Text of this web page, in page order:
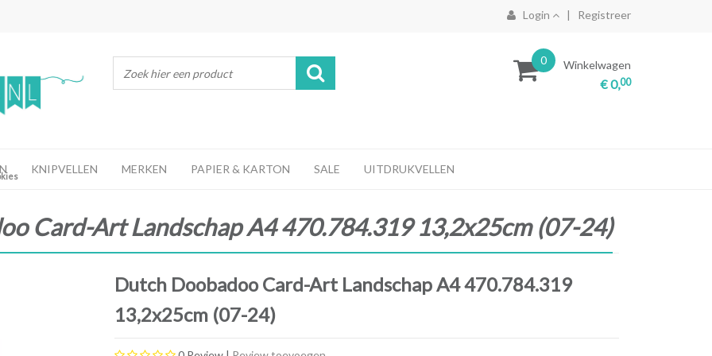
Login | Registreer
0 Winkelwagen
€ 0,00
KNIPVELLEN MERKEN PAPIER & KARTON SALE UITDRUKVELLEN
Card-Art Landschap A4 470.784.319 13,2x25cm (07-24)
Dutch Doobadoo Card-Art Landschap A4 470.784.319
13,2x25cm (07-24)